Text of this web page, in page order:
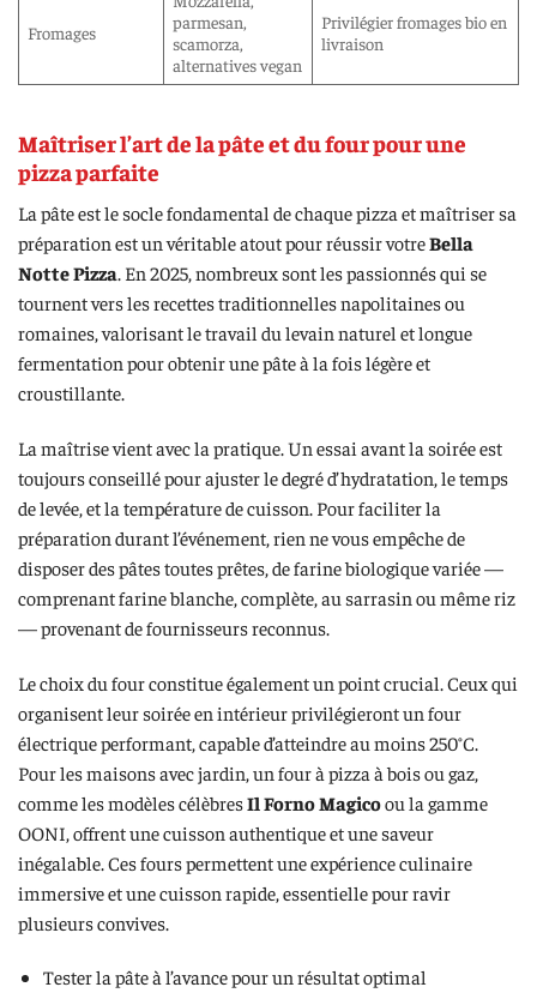
Fromages
parmesan,
scamorza,
alternatives vegan
Privilégier fromages bio en
livraison
Maîtriser l’art de la pâte et du four pour une
pizza parfaite
La pâte est le socle fondamental de chaque pizza et maîtriser sa
préparation est un véritable atout pour réussir votreBella
Notte Pizza. En 2025, nombreux sont les passionnés qui se
tournent vers les recettes traditionnelles napolitaines ou
romaines, valorisant le travail du levain naturel et longue
fermentation pour obtenir une pâte à la fois légère et
croustillante.
La maîtrise vient avec la pratique. Un essai avant la soirée est
toujours conseillé pour ajuster le degré d’hydratation, le temps
de levée, et la température de cuisson. Pour faciliter la
préparation durant l’événement, rien ne vous empêche de
disposer des pâtes toutes prêtes, de farine biologique variée —
comprenant farine blanche, complète, au sarrasin ou même riz
— provenant de fournisseurs reconnus.
Le choix du four constitue également un point crucial. Ceux qui
organisent leur soirée en intérieur privilégieront un four
électrique performant, capable d’atteindre au moins 250°C.
Pour les maisons avec jardin, un four à pizza à bois ou gaz,
comme les modèles célèbresIl Forno Magicoou la gamme
OONI, offrent une cuisson authentique et une saveur
inégalable. Ces fours permettent une expérience culinaire
immersive et une cuisson rapide, essentielle pour ravir
plusieurs convives.
Tester la pâte à l’avance pour un résultat optimal